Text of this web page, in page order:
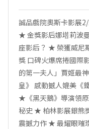
誠品戲院奧斯卡影展
★ 金獎影后娜塔莉波
座影后？ ★ 榮獲威尼
獎 口碑火爆席捲國際
的第一夫人」賈姬最
皇》 感動撼人媲美《
★《黑天鵝》導演領
秘史 ★ 柏林影展銀熊
震撼力作 ★ 最耀眼璀